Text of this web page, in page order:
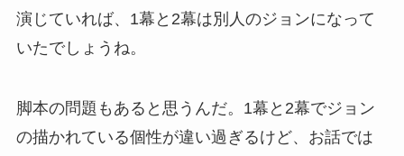
演じていれば、1幕と2幕は別人のジョンになって
いたでしょうね。
脚本の問題もあると思うんだ。1幕と2幕でジョン
の描かれている個性が違い過ぎるけど、お話では